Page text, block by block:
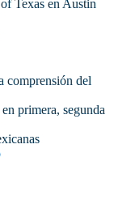
Texas en Austin
comprensión del
primera, segunda